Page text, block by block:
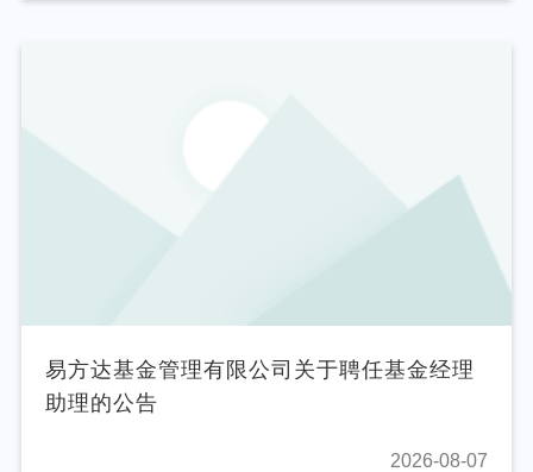
易方达基金管理有限公司关于聘任基金经理
助理的公告
2026-08-07